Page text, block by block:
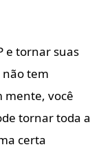
e tornar suas
tem
mente, você
tornar toda a
certa